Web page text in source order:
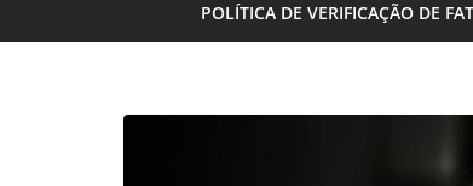
POLÍTICA DE VERIFICAÇÃO DE